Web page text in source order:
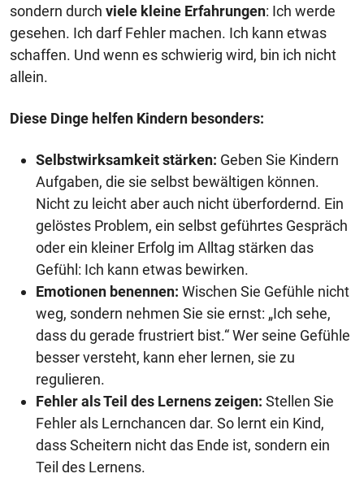
sondern durch viele kleine Erfahrungen: Ich werde
gesehen. Ich darf Fehler machen. Ich kann etwas
schaffen. Und wenn es schwierig wird, bin ich nicht
allein.
Diese Dinge helfen Kindern besonders:
Selbstwirksamkeit stärken: Geben Sie Kindern
Aufgaben, die sie selbst bewältigen können.
Nicht zu leicht aber auch nicht überfordernd. Ein
gelöstes Problem, ein selbst geführtes Gespräch
oder ein kleiner Erfolg im Alltag stärken das
Gefühl: Ich kann etwas bewirken.
Emotionen benennen: Wischen Sie Gefühle nicht
weg, sondern nehmen Sie sie ernst: „Ich sehe,
dass du gerade frustriert bist.“ Wer seine Gefühle
besser versteht, kann eher lernen, sie zu
regulieren.
Fehler als Teil des Lernens zeigen: Stellen Sie
Fehler als Lernchancen dar. So lernt ein Kind,
dass Scheitern nicht das Ende ist, sondern ein
Teil des Lernens.